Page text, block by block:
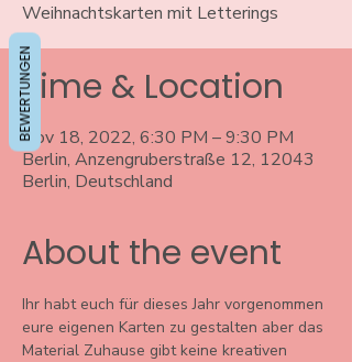
Weihnachtskarten mit Letterings
Time & Location
Nov 18, 2022, 6:30 PM – 9:30 PM
Berlin, Anzengruberstraße 12, 12043
Berlin, Deutschland
About the event
Ihr habt euch für dieses Jahr vorgenommen
eure eigenen Karten zu gestalten aber das
Material Zuhause gibt keine kreativen
BEWERTUNGEN